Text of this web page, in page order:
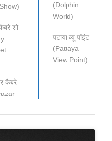
शो
कैबरे
(Dolphin
World)
पटाया व्यू पॉइंट
(Pattaya
View Point)